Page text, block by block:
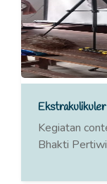
Kegiatan
Bhakti